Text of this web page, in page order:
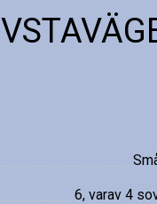
6, varav 4